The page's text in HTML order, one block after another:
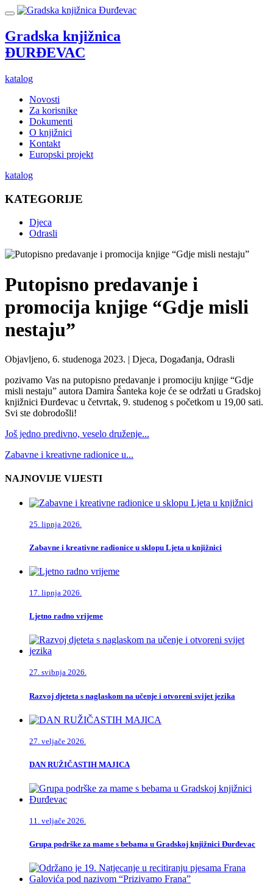
Gradska knjižnica
ĐURĐEVAC
katalog
Novosti
Za korisnike
Dokumenti
O knjižnici
Kontakt
Europski projekt
katalog
KATEGORIJE
Djeca
Odrasli
Putopisno predavanje i
promocija knjige “Gdje misli
nestaju”
Objavljeno, 6. studenoga 2023. | Djeca, Događanja, Odrasli
pozivamo Vas na putopisno predavanje i promociju knjige “Gdje
misli nestaju” autora Damira Šanteka koje će se održati u Gradskoj
knjižnici Đurđevac u četvrtak, 9. studenog s početkom u 19,00 sati.
Svi ste dobrodošli!
Još jedno predivno, veselo druženje...
Zabavne i kreativne radionice u...
NAJNOVIJE VIJESTI
25. lipnja 2026.
Zabavne i kreativne radionice u sklopu Ljeta u knjižnici
17. lipnja 2026.
Ljetno radno vrijeme
27. svibnja 2026.
Razvoj djeteta s naglaskom na učenje i otvoreni svijet jezika
27. veljače 2026.
DAN RUŽIČASTIH MAJICA
11. veljače 2026.
Grupa podrške za mame s bebama u Gradskoj knjižnici Đurđevac